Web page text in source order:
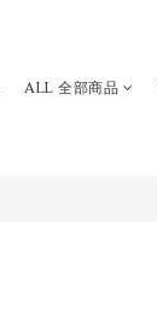
ALL 全部商品